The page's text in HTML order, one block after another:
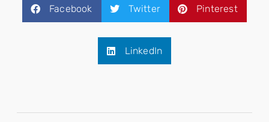
Facebook Twitter Pinterest
LinkedIn